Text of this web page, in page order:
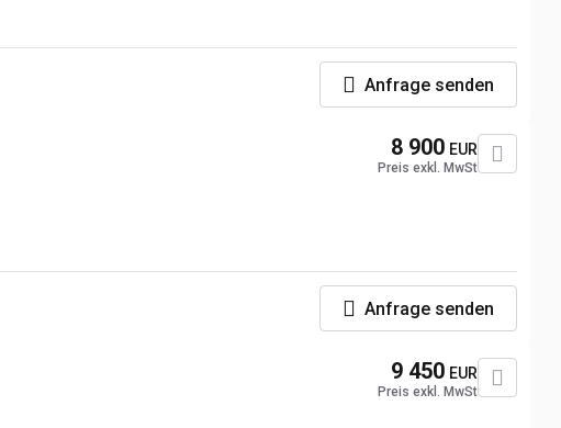
Anfrage senden
8 900 EUR
Preis exkl. MwSt
Anfrage senden
9 450 EUR
Preis exkl. MwSt